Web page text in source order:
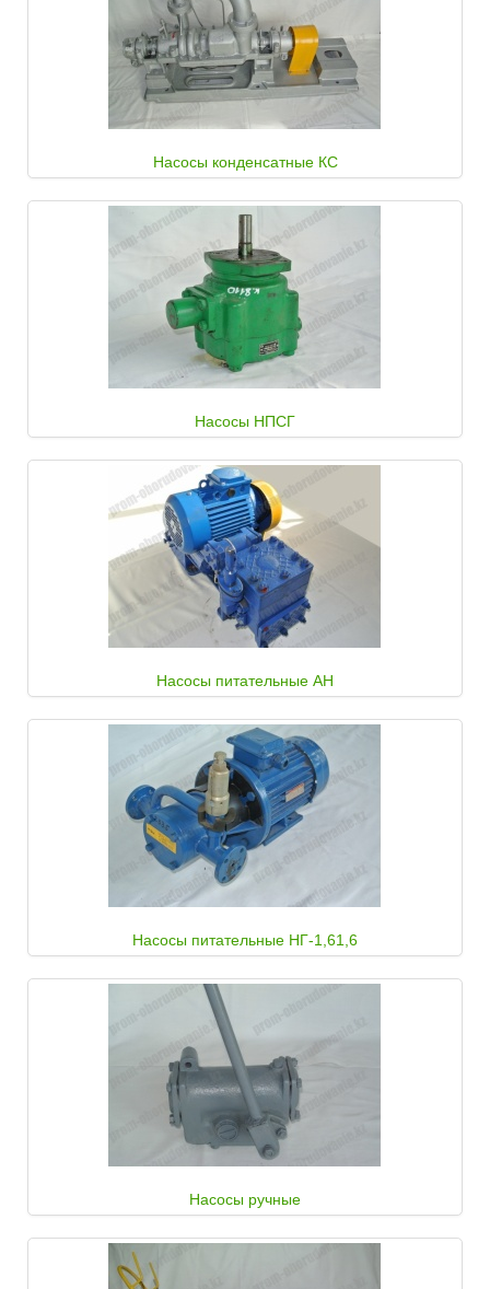
Насосы конденсатные КС
Насосы НПСГ
Насосы питательные АН
Насосы питательные НГ-1,61,6
Насосы ручные